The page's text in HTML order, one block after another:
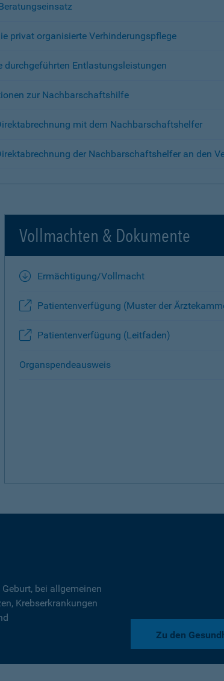
privat organisierte Verhinderungspflege
durchgeführten Entlastungsleistungen
zur Nachbarschaftshilfe
mit dem Nachbarschaftshelfer
der Nachbarschaftshelfer an den
Vollmachten & Dokumente
Ermächtigung/Vollmacht
Patientenverfügung (Muster der
Patientenverfügung (Leitfaden)
Organspendeausweis
bei allgemeinen
Krebserkrankungen
Zu den